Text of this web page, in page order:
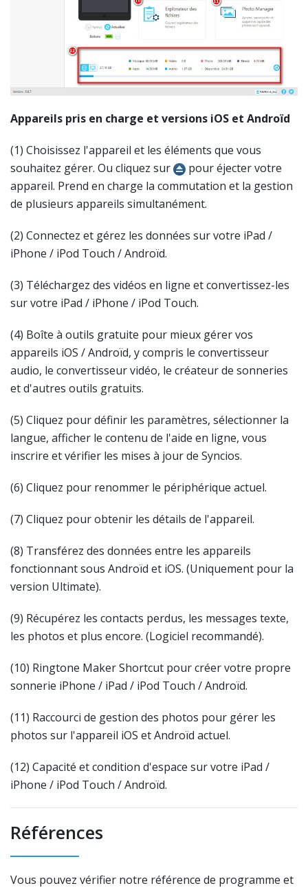
Appareils pris en charge et versions iOS et Androïd
(1) Choisissez l'appareil et les éléments que vous
souhaitez gérer. Ou cliquez sur
pour éjecter votre
appareil. Prend en charge la commutation et la gestion
de plusieurs appareils simultanément.
(2) Connectez et gérez les données sur votre iPad /
iPhone / iPod Touch / Androïd.
(3) Téléchargez des vidéos en ligne et convertissez-les
sur votre iPad / iPhone / iPod Touch.
(4) Boîte à outils gratuite pour mieux gérer vos
appareils iOS / Androïd, y compris le convertisseur
audio, le convertisseur vidéo, le créateur de sonneries
et d'autres outils gratuits.
(5) Cliquez pour définir les paramètres, sélectionner la
langue, afficher le contenu de l'aide en ligne, vous
inscrire et vérifier les mises à jour de Syncios.
(6) Cliquez pour renommer le périphérique actuel.
(7) Cliquez pour obtenir les détails de l'appareil.
(8) Transférez des données entre les appareils
fonctionnant sous Androïd et iOS. (Uniquement pour la
version Ultimate).
(9) Récupérez les contacts perdus, les messages texte,
les photos et plus encore. (Logiciel recommandé).
(10) Ringtone Maker Shortcut pour créer votre propre
sonnerie iPhone / iPad / iPod Touch / Androïd.
(11) Raccourci de gestion des photos pour gérer les
photos sur l'appareil iOS et Androïd actuel.
(12) Capacité et condition d'espace sur votre iPad /
iPhone / iPod Touch / Androïd.
Références
Vous pouvez vérifier notre référence de programme et